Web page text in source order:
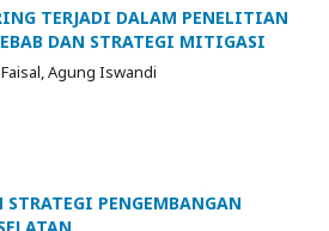
TERJADI DALAM PENELITIAN
DAN STRATEGI MITIGASI
Agung Iswandi
PENGEMBANGAN